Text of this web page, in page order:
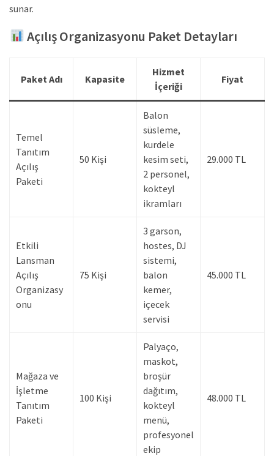
sunar.
Açılış Organizasyonu Paket Detayları
Paket Adı Kapasite
Hizmet
İçeriği
Fiyat
Temel
Tanıtım
Açılış
Paketi
50 Kişi
Balon
süsleme,
kurdele
kesim seti,
2 personel,
kokteyl
ikramları
29.000 TL
Etkili
Lansman
Açılış
Organizasy
onu
75 Kişi
3 garson,
hostes, DJ
sistemi,
balon
kemer,
içecek
servisi
45.000 TL
Mağaza ve
İşletme
Tanıtım
Paketi
100 Kişi
Palyaço,
maskot,
broşür
dağıtım,
kokteyl
menü,
profesyonel
ekip
48.000 TL